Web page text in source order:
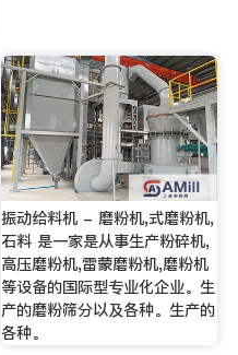
振动给料机 - 磨粉机,式磨粉机,
石料 是一家是从事生产粉碎机,
高压磨粉机,雷蒙磨粉机,磨粉机
等设备的国际型专业化企业。生
产的磨粉筛分以及各种。生产的
各种。